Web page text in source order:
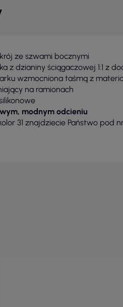
ze szwami bocznymi
z dzianiny ściągaczowej 1:1 z
wzmocniona taśmą z
na ramionach
modnym odcieniu
31 znajdziecie Państwo pod